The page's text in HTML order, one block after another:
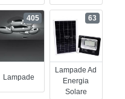
Lampade
405
Lampade Ad
Energia
Solare
63